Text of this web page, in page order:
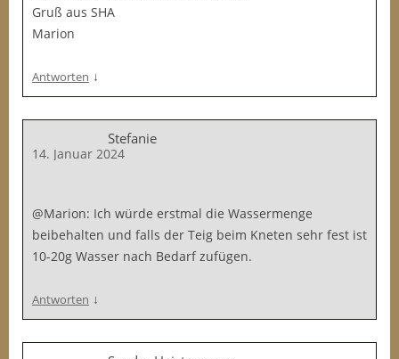
Gruß aus SHA
Marion
Antworten ↓
Stefanie
14. Januar 2024
@Marion: Ich würde erstmal die Wassermenge
beibehalten und falls der Teig beim Kneten sehr fest ist
10-20g Wasser nach Bedarf zufügen.
Antworten ↓